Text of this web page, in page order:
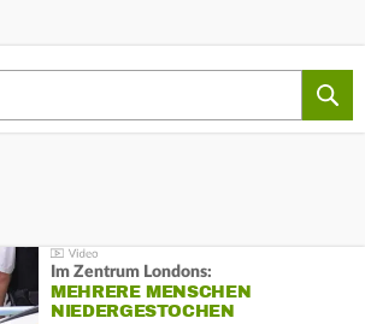
Im Zentrum Londons:
MEHRERE MENSCHEN
NIEDERGESTOCHEN